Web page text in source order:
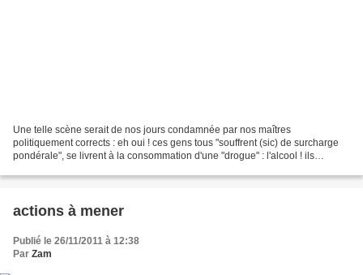
Une telle scène serait de nos jours condamnée par nos maîtres
politiquement corrects : eh oui ! ces gens tous "souffrent (sic) de surcharge
pondérale", se livrent à la consommation d'une "drogue" : l'alcool ! ils
actions à mener
Publié le 26/11/2011 à 12:38
Par Zam